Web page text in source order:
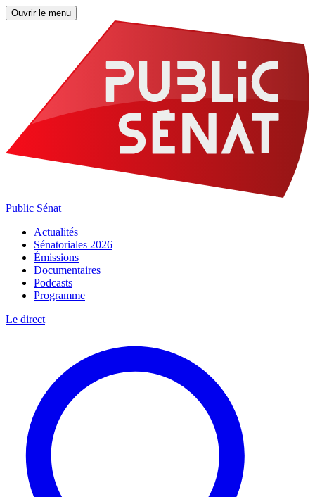
Ouvrir le menu
Public Sénat
Actualités
Sénatoriales 2026
Émissions
Documentaires
Podcasts
Programme
Le direct